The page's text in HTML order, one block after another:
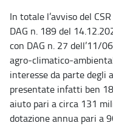
In totale l’avviso del
DAG n. 189 del
con DAG n. 27 dell’11/
agro-climatico-
interesse da parte degli
presentate infatti ben
aiuto pari a circa 131
dotazione annua pari a